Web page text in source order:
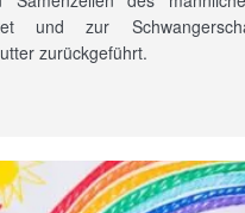
und zur
zurückgeführt.